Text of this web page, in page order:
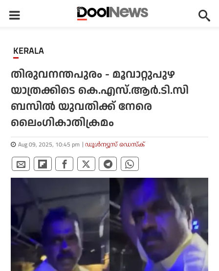
KERALA
തിരുവനന്തപുരം - മൂവാറ്റുപുഴ
യാത്രക്കിടെ കെ.എസ്.ആര്‍.ടി.സി
ബസില്‍ യുവതിക്ക് നേരെ
ലൈംഗികാതിക്രമം
Aug 09, 2025, 10:45 pm ഡൂള്‍ന്യൂസ് ഡെസ്‌ക്